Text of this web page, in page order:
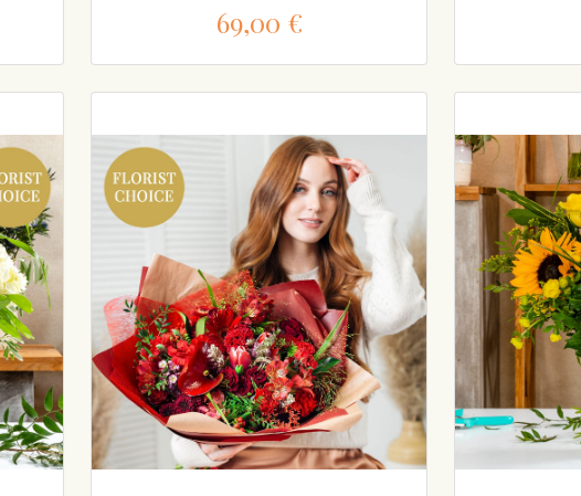
69,00 €